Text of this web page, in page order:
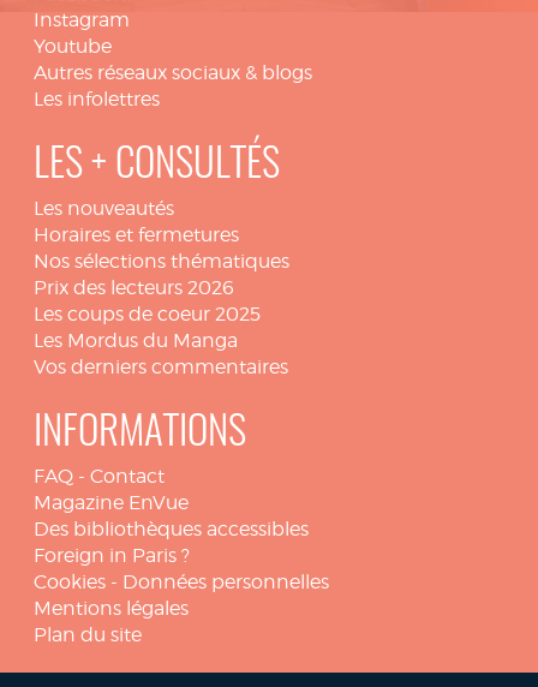
Instagram
Youtube
Autres réseaux sociaux & blogs
Les infolettres
LES + CONSULTÉS
Les nouveautés
Horaires et fermetures
Nos sélections thématiques
Prix des lecteurs 2026
Les coups de coeur 2025
Les Mordus du Manga
Vos derniers commentaires
INFORMATIONS
FAQ - Contact
Magazine EnVue
Des bibliothèques accessibles
Foreign in Paris ?
Cookies - Données personnelles
Mentions légales
Plan du site